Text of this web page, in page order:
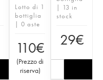
Lotto di 1
bottiglia
| 0 aste
110€
(Prezzo di
riserva)
| 13 in
stock
29€